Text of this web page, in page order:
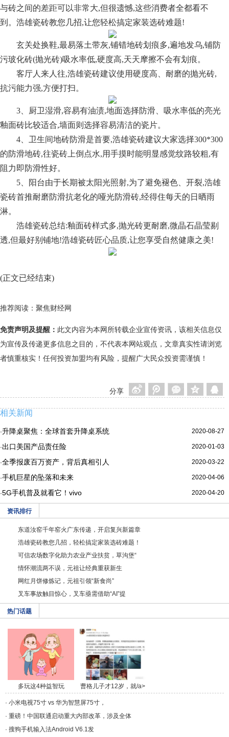
与砖之间的差距可以非常大,但很遗憾,这些消费者全都看不
到。浩雄瓷砖教您几招,让您轻松搞定家装选砖难题!
玄关处换鞋,最易落土带灰,铺错地砖划痕多,遍地发乌,铺防
污玻化砖(抛光砖)吸水率低,硬度高,天天摩擦不会有划痕。
客厅人来人往,浩雄瓷砖建议使用硬度高、耐磨的抛光砖,
抗污能力强,方便打扫。
3、厨卫湿滑,容易有油渍,地面选择防滑、吸水率低的亮光
釉面砖比较适合,墙面则选择容易清洁的瓷片。
4、卫生间地砖防滑是首要,浩雄瓷砖建议大家选择300*300
的防滑地砖,往瓷砖上倒点水,用手摸时能明显感觉纹路较粗,有
阻力即防滑性好。
5、阳台由于长期被太阳光照射,为了避免褪色、开裂,浩雄
瓷砖首推耐磨防滑抗老化的哑光防滑砖,经得住每天的日晒雨
淋。
浩雄瓷砖总结:釉面砖样式多,抛光砖更耐磨,微晶石晶莹剔
透,但最好别铺地!浩雄瓷砖匠心品质,让您享受自然健康之美!
(正文已经结束)
推荐阅读： 聚焦财经网
免责声明及提醒： 此文内容为本网所转载企业宣传资讯，该相关信息仅
为宣传及传递更多信息之目的，不代表本网站观点，文章真实性请浏览
者慎重核实！任何投资加盟均有风险，提醒广大民众投资需谨慎！
分享
相关新闻
2020-08-27
·升降桌聚焦：全球首套升降桌系统
2020-01-03
·出口美国产品责任险
2020-03-22
·全季报废百万资产，背后真相引人
2020-04-06
·手机巨星的坠落和未来
2020-04-20
·5G手机普及就看它！vivo
资讯排行
东道汝窑千年窑火广东传递，开启复兴新篇章
浩雄瓷砖教您几招，轻松搞定家装选砖难题！
可信农场数字化助力农业产业扶贫，草沟堡“
情怀潮流两不误，元祖让经典重获新生
网红月饼修炼记，元祖引领“新食尚”
叉车事故触目惊心，叉车亟需借助“AI”提
热门话题
多玩这4种益智玩
具，/a>
曹格儿子才12岁，就/a>
· 小米电视75寸 vs 华为智慧屏75寸，
· 重磅！中国联通启动重大内部改革，涉及全体
· 搜狗手机输入法Android V6.1发